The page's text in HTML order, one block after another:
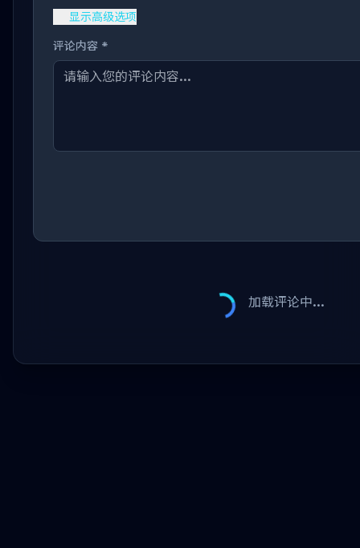
显示高级选项
评论内容 *
加载评论中...